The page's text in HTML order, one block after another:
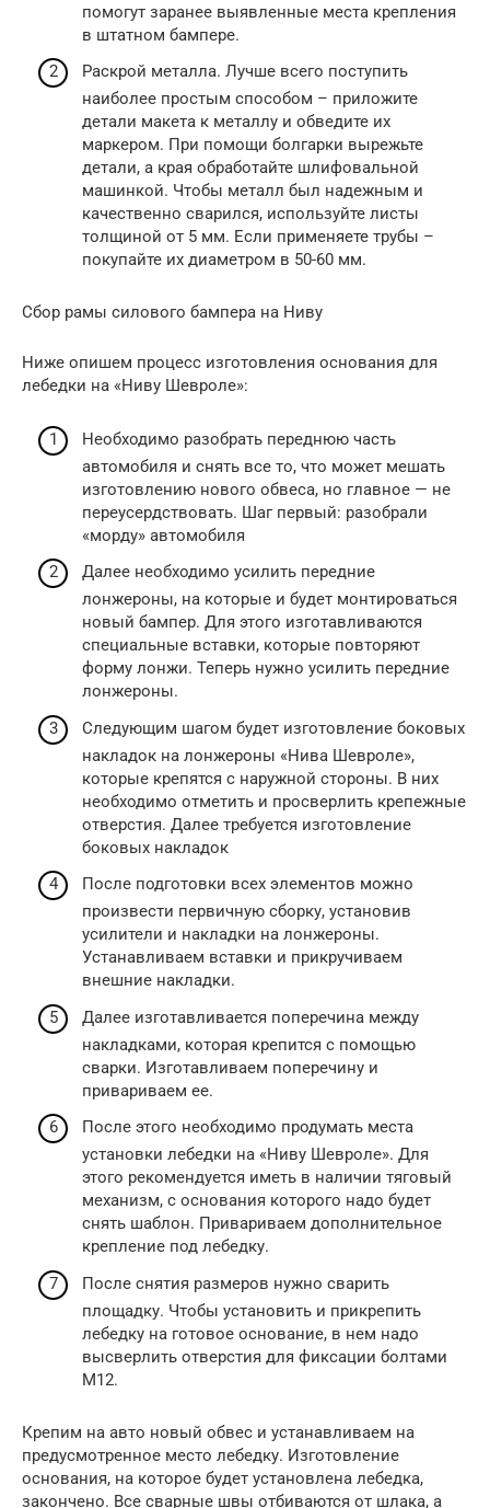
помогут заранее выявленные места крепления
в штатном бампере.
Раскрой металла. Лучше всего поступить
наиболее простым способом – приложите
детали макета к металлу и обведите их
маркером. При помощи болгарки вырежьте
детали, а края обработайте шлифовальной
машинкой. Чтобы металл был надежным и
качественно сварился, используйте листы
толщиной от 5 мм. Если применяете трубы –
покупайте их диаметром в 50-60 мм.
Сбор рамы силового бампера на Ниву
Ниже опишем процесс изготовления основания для
лебедки на «Ниву Шевроле»:
Необходимо разобрать переднюю часть
автомобиля и снять все то, что может мешать
изготовлению нового обвеса, но главное — не
переусердствовать. Шаг первый: разобрали
«морду» автомобиля
Далее необходимо усилить передние
лонжероны, на которые и будет монтироваться
новый бампер. Для этого изготавливаются
специальные вставки, которые повторяют
форму лонжи. Теперь нужно усилить передние
лонжероны.
Следующим шагом будет изготовление боковых
накладок на лонжероны «Нива Шевроле»,
которые крепятся с наружной стороны. В них
необходимо отметить и просверлить крепежные
отверстия. Далее требуется изготовление
боковых накладок
После подготовки всех элементов можно
произвести первичную сборку, установив
усилители и накладки на лонжероны.
Устанавливаем вставки и прикручиваем
внешние накладки.
Далее изготавливается поперечина между
накладками, которая крепится с помощью
сварки. Изготавливаем поперечину и
привариваем ее.
После этого необходимо продумать места
установки лебедки на «Ниву Шевроле». Для
этого рекомендуется иметь в наличии тяговый
механизм, с основания которого надо будет
снять шаблон. Привариваем дополнительное
крепление под лебедку.
После снятия размеров нужно сварить
площадку. Чтобы установить и прикрепить
лебедку на готовое основание, в нем надо
высверлить отверстия для фиксации болтами
М12.
Крепим на авто новый обвес и устанавливаем на
предусмотренное место лебедку. Изготовление
основания, на которое будет установлена лебедка,
закончено. Все сварные швы отбиваются от шлака, а